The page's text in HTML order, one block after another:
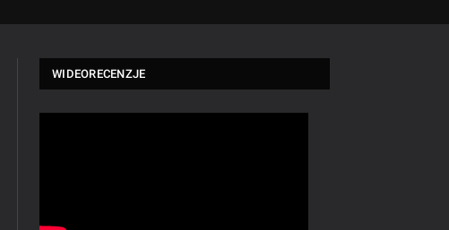
WIDEORECENZJE